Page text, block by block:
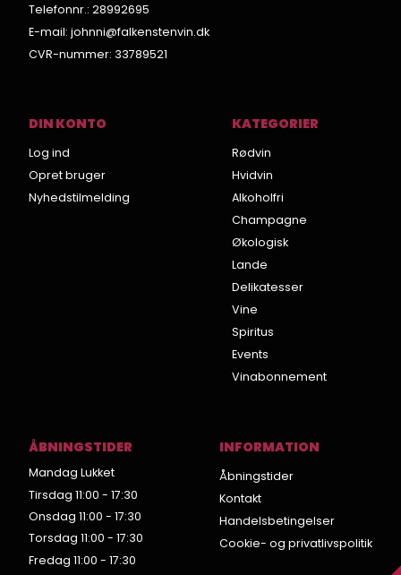
Telefonnr.: 28992695
E-mail: johnni@falkenstenvin.dk
CVR-nummer: 33789521
DIN KONTO
Log ind
Opret bruger
Nyhedstilmelding
KATEGORIER
Rødvin
Hvidvin
Alkoholfri
Champagne
Økologisk
Lande
Delikatesser
Vine
Spiritus
Events
Vinabonnement
ÅBNINGSTIDER
Mandag Lukket
Tirsdag 11:00 - 17:30
Onsdag 11:00 - 17:30
Torsdag 11:00 - 17:30
Fredag 11:00 - 17:30
INFORMATION
Åbningstider
Kontakt
Handelsbetingelser
Cookie- og privatlivspolitik